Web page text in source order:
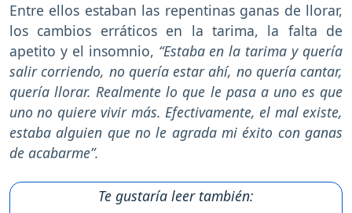
Entre ellos estaban las repentinas ganas de llorar,
los cambios erráticos en la tarima, la falta de
apetito y el insomnio, “Estaba en la tarima y quería
salir corriendo, no quería estar ahí, no quería cantar,
quería llorar. Realmente lo que le pasa a uno es que
uno no quiere vivir más. Efectivamente, el mal existe,
estaba alguien que no le agrada mi éxito con ganas
de acabarme”.
Te gustaría leer también: